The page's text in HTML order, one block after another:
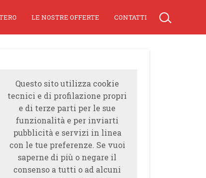
LE NOSTRE OFFERTE CONTATTI
Questo sito utilizza cookie
tecnici e di profilazione propri
e di terze parti per le sue
funzionalità e per inviarti
pubblicità e servizi in linea
con le tue preferenze. Se vuoi
saperne di più o negare il
consenso a tutti o ad alcuni